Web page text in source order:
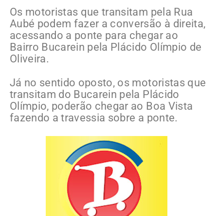
Os motoristas que transitam pela Rua
Aubé podem fazer a conversão à direita,
acessando a ponte para chegar ao
Bairro Bucarein pela Plácido Olímpio de
Oliveira.
Já no sentido oposto, os motoristas que
transitam do Bucarein pela Plácido
Olímpio, poderão chegar ao Boa Vista
fazendo a travessia sobre a ponte.